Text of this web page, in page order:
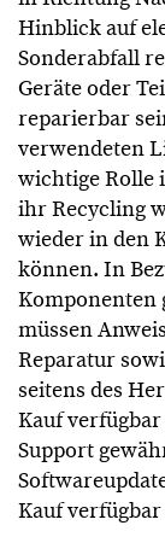
Hinblick auf
Sonderabfall
Geräte oder
reparierbar
verwendeten
wichtige Rolle
ihr Recycling
wieder in den
können. In
Komponenten
müssen
Reparatur
seitens des
Kauf
Support
Kauf